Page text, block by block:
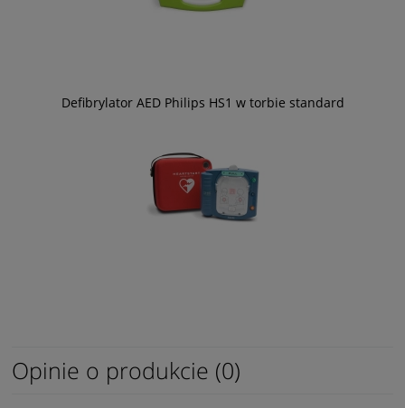
Defibrylator AED Philips HS1 w torbie standard
Opinie o produkcie (0)